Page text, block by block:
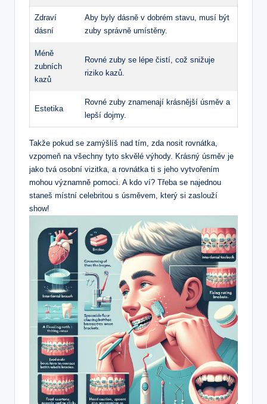
Zdraví
dásní
Aby byly dásně v dobrém stavu, musí být
zuby správně umístěny.
Méně
zubních
kazů
Rovné zuby se lépe čistí, což snižuje
riziko kazů.
Estetika
Rovné zuby znamenají krásnější úsměv a
lepší dojmy.
Takže pokud se zamýšlíš nad tím, zda nosit rovnátka,
vzpomeň na všechny tyto skvělé výhody. Krásný úsměv je
jako tvá osobní vizitka, a rovnátka ti s jeho vytvořením
mohou významně pomoci. A kdo ví? Třeba se najednou
staneš místní celebritou s úsměvem, který si zaslouží
show!